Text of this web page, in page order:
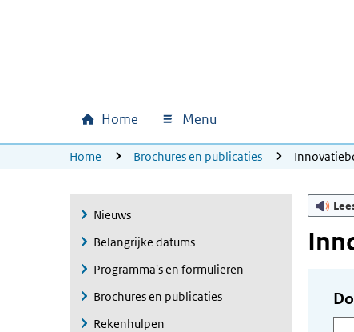
Hoofdnavigatie
Home Menu
U bevindt zich hier:
Home Brochures en publicaties
Nieuws
Belangrijke datums
Programma's en formulieren
Brochures en publicaties
Rekenhulpen